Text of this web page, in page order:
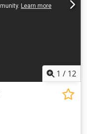
1 / 12